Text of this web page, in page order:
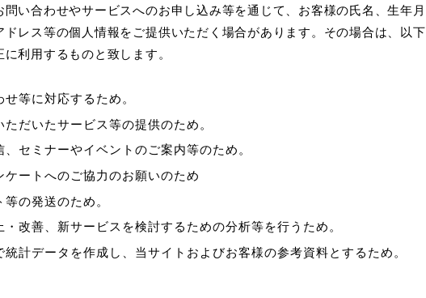
い合わせやサービスへのお申し込み等を通じて、お客様の氏名、生年月
レス等の個人情報をご提供いただく場合があります。その場合は、以下
利用するものと致します。
等に対応するため。
だいたサービス等の提供のため。
セミナーやイベントのご案内等のため。
ートへのご協力のお願いのため
の発送のため。
改善、新サービスを検討するための分析等を行うため。
計データを作成し、当サイトおよびお客様の参考資料とするため。